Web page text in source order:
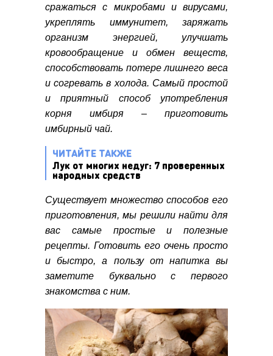
сражаться с микробами и вирусами,
укреплять иммунитет, заряжать
организм энергией, улучшать
кровообращение и обмен веществ,
способствовать потере лишнего веса
и согревать в холода. Самый простой
и приятный способ употребления
корня имбиря – приготовить
имбирный чай.
ЧИТАЙТЕ ТАКЖЕ
Лук от многих недуг: 7 проверенных
народных средств
Существует множество способов его
приготовления, мы решили найти для
вас самые простые и полезные
рецепты. Готовить его очень просто
и быстро, а пользу от напитка вы
заметите буквально с первого
знакомства с ним.